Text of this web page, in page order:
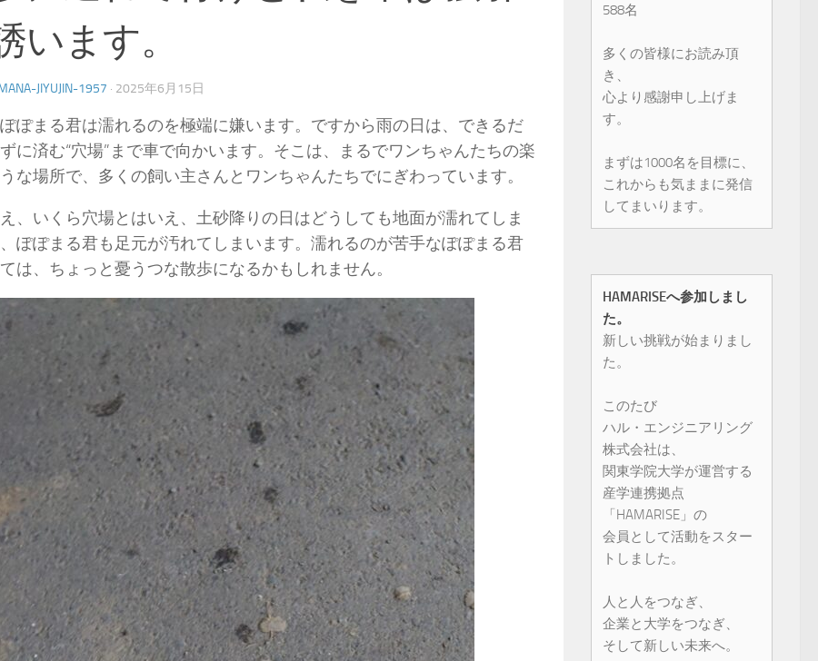
います。
JIYUJIN-1957 · 2025年6月15日
ぽまる君は濡れるのを極端に嫌います。ですから雨の日は、できるだ
に済む“穴場”まで車で向かいます。そこは、まるでワンちゃんたちの楽
な場所で、多くの飼い主さんとワンちゃんたちでにぎわっています。
、いくら穴場とはいえ、土砂降りの日はどうしても地面が濡れてしま
ぽぽまる君も足元が汚れてしまいます。濡れるのが苦手なぽぽまる君
は、ちょっと憂うつな散歩になるかもしれません。
588名
多くの皆様にお読み頂
き、
心より感謝申し上げま
す。
まずは1000名を目標に、
これからも気ままに発信
してまいります。
HAMARISEへ参加しまし
た。
新しい挑戦が始まりまし
た。
このたび
ハル・エンジニアリング
株式会社は、
関東学院大学が運営する
産学連携拠点
「HAMARISE」の
会員として活動をスター
トしました。
人と人をつなぎ、
企業と大学をつなぎ、
そして新しい未来へ。